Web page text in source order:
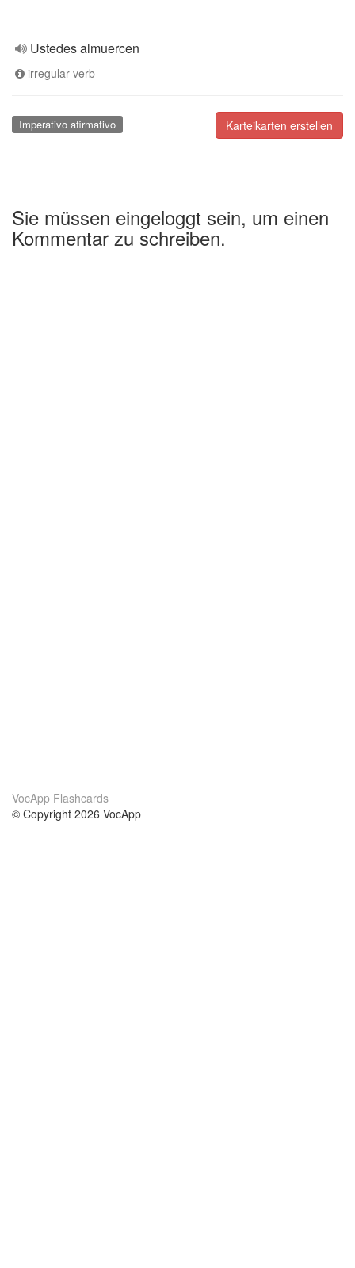
Ustedes almuercen
irregular verb
Karteikarten erstellen
Imperativo afirmativo
Sie müssen eingeloggt sein, um einen
Kommentar zu schreiben.
VocApp Flashcards
© Copyright 2026 VocApp